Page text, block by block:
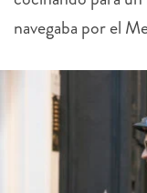
navegaba por el